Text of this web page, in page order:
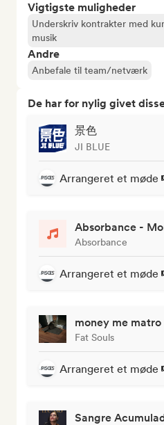
Vigtigste muligheder
Underskriv kontrakter med
musik
Andre
Anbefale til team/netværk
De har for nylig givet
景色
JI BLUE
Arrangeret et møde
Absorbance -
Absorbance
Arrangeret et møde
money me matro
Fat Souls
Arrangeret et møde
Sangre